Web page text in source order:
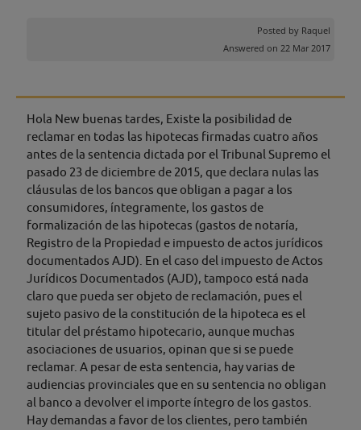
Posted by Raquel
Answered on 22 Mar 2017
Hola New buenas tardes, Existe la posibilidad de
reclamar en todas las hipotecas firmadas cuatro años
antes de la sentencia dictada por el Tribunal Supremo el
pasado 23 de diciembre de 2015, que declara nulas las
cláusulas de los bancos que obligan a pagar a los
consumidores, íntegramente, los gastos de
formalización de las hipotecas (gastos de notaría,
Registro de la Propiedad e impuesto de actos jurídicos
documentados AJD). En el caso del impuesto de Actos
Jurídicos Documentados (AJD), tampoco está nada
claro que pueda ser objeto de reclamación, pues el
sujeto pasivo de la constitución de la hipoteca es el
titular del préstamo hipotecario, aunque muchas
asociaciones de usuarios, opinan que si se puede
reclamar. A pesar de esta sentencia, hay varias de
audiencias provinciales que en su sentencia no obligan
al banco a devolver el importe íntegro de los gastos.
Hay demandas a favor de los clientes, pero también